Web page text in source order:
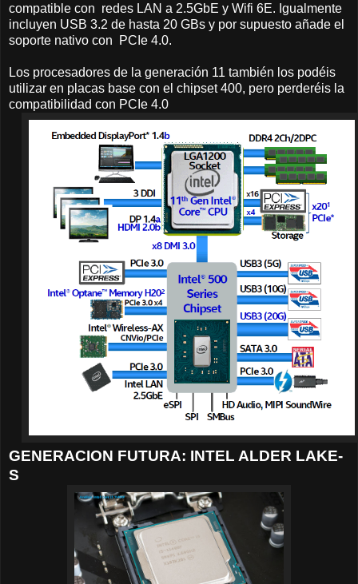
compatible con redes LAN a 2.5GbE y Wifi 6E. Igualmente
incluyen USB 3.2 de hasta 20 GBs y por supuesto añade el
soporte nativo con PCIe 4.0.
Los procesadores de la generación 11 también los podéis
utilizar en placas base con el chipset 400, pero perderéis la
compatibilidad con PCIe 4.0
GENERACION FUTURA: INTEL ALDER LAKE-
S